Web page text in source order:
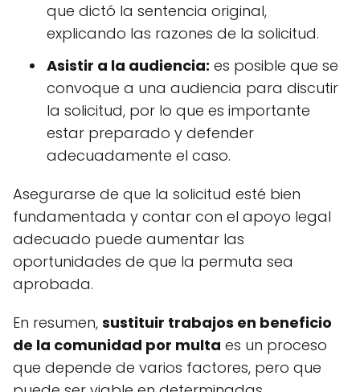
que dictó la sentencia original,
explicando las razones de la solicitud.
Asistir a la audiencia: es posible que se
convoque a una audiencia para discutir
la solicitud, por lo que es importante
estar preparado y defender
adecuadamente el caso.
Asegurarse de que la solicitud esté bien
fundamentada y contar con el apoyo legal
adecuado puede aumentar las
oportunidades de que la permuta sea
aprobada.
En resumen, sustituir trabajos en beneficio
de la comunidad por multa es un proceso
que depende de varios factores, pero que